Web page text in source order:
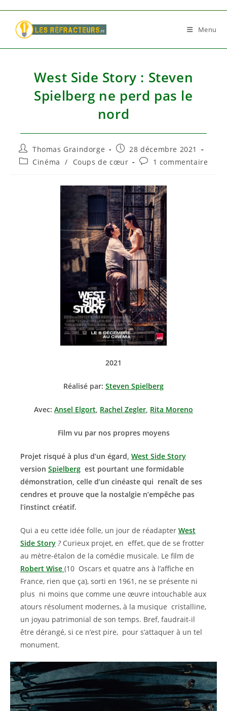
content
Menu
West Side Story : Steven
Spielberg ne perd pas le
nord
Auteur/autrice
de
la
Thomas Graindorge
Publication
publiée :
28 décembre 2021
PostCinéma / Coups de cœur
Commentaires
publication :
1 commentaire
2021
Réalisé par: Steven Spielberg
Avec: Ansel Elgort, Rachel Zegler, Rita Moreno
Film vu par nos propres moyens
Projet risqué à plus d’un égard, West Side Story
version Spielberg est pourtant une formidable
démonstration, celle d’un cinéaste qui renaît de ses
cendres et prouve que la nostalgie n’empêche pas
l’instinct créatif.
Qui a eu cette idée folle, un jour de réadapter West
Side Story ? Curieux projet, en effet, que de se frotter
au mètre-étalon de la comédie musicale. Le film de
Robert Wise (10 Oscars et quatre ans à l’affiche en
France, rien que ça), sorti en 1961, ne se présente ni
plus ni moins que comme une œuvre intouchable aux
atours résolument modernes, à la musique cristalline,
un joyau patrimonial de son temps. Bref, faudrait-il
être dérangé, si ce n’est pire, pour s’attaquer à un tel
monument.